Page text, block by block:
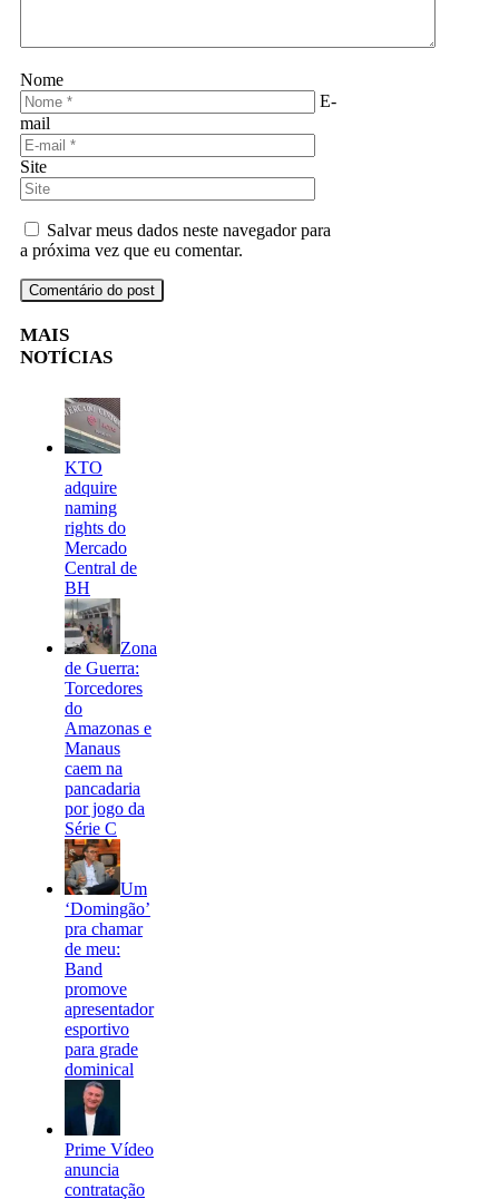
Nome
E-
mail
Site
Salvar meus dados neste navegador para
a próxima vez que eu comentar.
MAIS
NOTÍCIAS
KTO
adquire
naming
rights do
Mercado
Central de
BH
Zona
de Guerra:
Torcedores
do
Amazonas e
Manaus
caem na
pancadaria
por jogo da
Série C
Um
‘Domingão’
pra chamar
de meu:
Band
promove
apresentador
esportivo
para grade
dominical
Prime Vídeo
anuncia
contratação